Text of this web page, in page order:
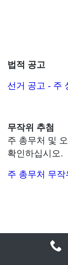
법적 공고
선거 공고 - 주
무작위 추첨
주 총무처 및
확인하십시오.
주 총무처 무작